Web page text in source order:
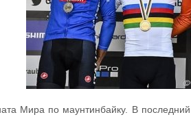
Мира по маунтинбайку. В